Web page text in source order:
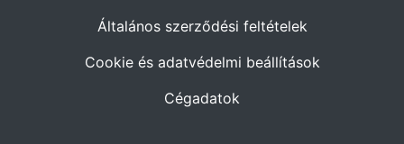
Általános szerződési feltételek
Cookie és adatvédelmi beállítások
Cégadatok